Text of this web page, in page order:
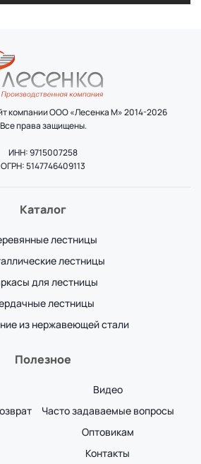
компании ООО «Лесенка М» 2014-2026
Все права защищены.
ИНН: 9715007258
ОГРН: 5147746409113
Каталог
лестницы
лестницы
для лестницы
лестницы
из нержавеющей стали
Полезное
Видео
Часто задаваемые вопросы
Оптовикам
Контакты